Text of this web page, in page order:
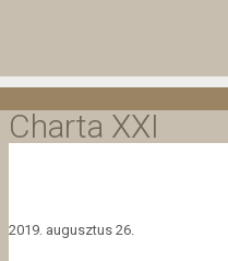
Charta XXI
2019. augusztus 26.